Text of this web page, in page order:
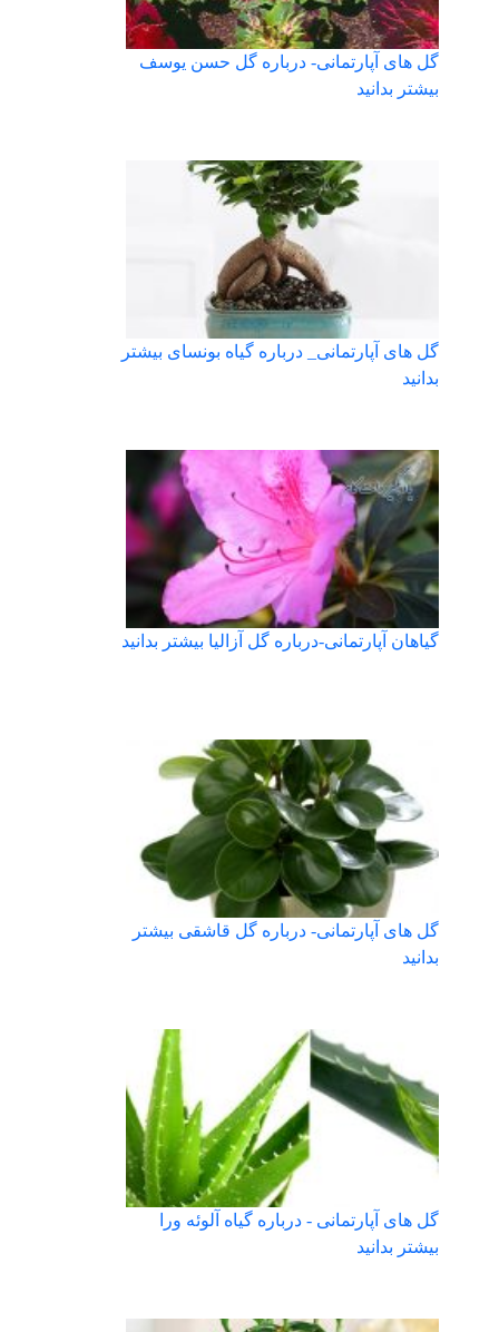
گل های آپارتمانی- درباره گل حسن یوسف
بیشتر بدانید
گل های آپارتمانی_ درباره گیاه بونسای بیشتر
بدانید
گیاهان آپارتمانی-درباره گل آزالیا بیشتر بدانید
گل های آپارتمانی- درباره گل قاشقی بیشتر
بدانید
گل های آپارتمانی - درباره گیاه آلوئه ورا
بیشتر بدانید